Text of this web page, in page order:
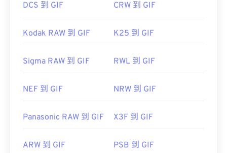
DCS 到 GIF CRW 到 GIF
Kodak RAW 到 GIF K25 到 GIF
Sigma RAW 到 GIF RWL 到 GIF
NEF 到 GIF NRW 到 GIF
Panasonic RAW 到 GIF X3F 到 GIF
ARW 到 GIF PSB 到 GIF